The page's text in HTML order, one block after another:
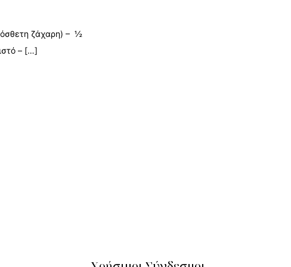
ζάχαρη) – ½
–[…]